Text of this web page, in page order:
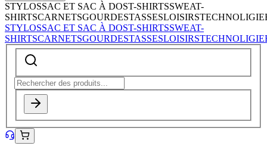
STYLOSSAC ET SAC À DOST-SHIRTSSWEAT-
SHIRTSCARNETSGOURDESTASSESLOISIRSTECHNOLIGIE
STYLOSSAC ET SAC À DOST-SHIRTSSWEAT-
SHIRTSCARNETSGOURDESTASSESLOISIRSTECHNOLIGIE